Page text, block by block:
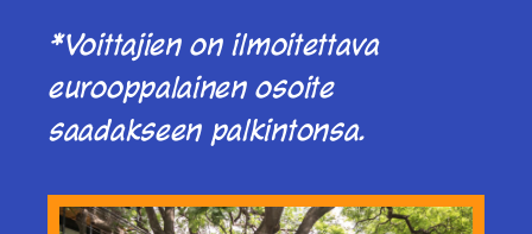
*Voittajien on ilmoitettava
eurooppalainen osoite
saadakseen palkintonsa.